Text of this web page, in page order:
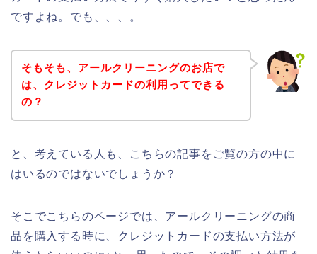
ですよね。でも、、、。
そもそも、アールクリーニングのお店で
は、クレジットカードの利用ってできる
の？
と、考えている人も、こちらの記事をご覧の方の中に
はいるのではないでしょうか？
そこでこちらのページでは、アールクリーニングの商
品を購入する時に、クレジットカードの支払い方法が